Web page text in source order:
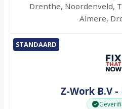
Drenthe, Noordenveld,
Almere,
STANDAARD
Z-Work B.V